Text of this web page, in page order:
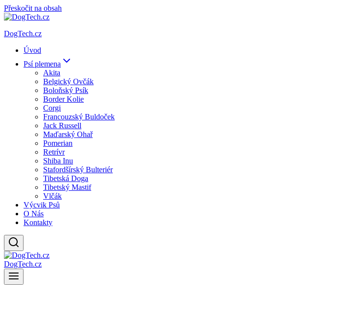
Přeskočit na obsah
DogTech.cz
Úvod
Psí plemena
Akita
Belgický Ovčák
Boloňský Psík
Border Kolie
Corgi
Francouzský Buldoček
Jack Russell
Maďarský Ohař
Pomerian
Retrívr
Shiba Inu
Stafordšírský Bulteriér
Tibetská Doga
Tibetský Mastif
Vlčák
Výcvik Psů
O Nás
Kontakty
DogTech.cz